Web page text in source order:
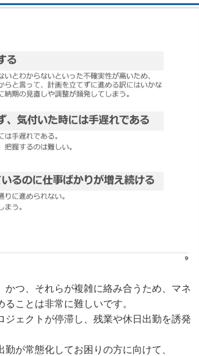
つ、それらが複雑に絡み合うため、マネ
ことは非常に難しいです。
ェクトが停滞し、残業や休日出勤を誘発
が常態化してお困りの方に向けて、